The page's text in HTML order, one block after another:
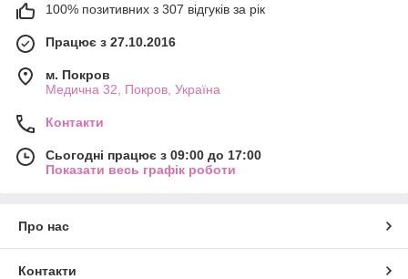
100% позитивних з 307 відгуків за рік
Працює з 27.10.2016
м. Покров
Медична 32, Покров, Україна
Контакти
Сьогодні працює з 09:00 до 17:00
Показати весь графік роботи
Про нас
Контакти